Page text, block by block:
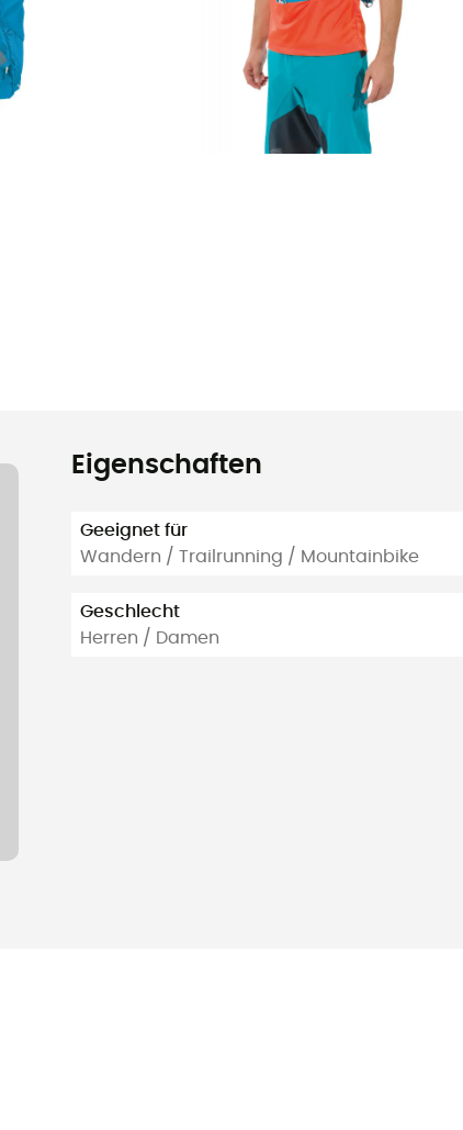
Eigenschaften
Geeignet für
Wandern / Trailrunning / Mountainbike
Geschlecht
Herren / Damen